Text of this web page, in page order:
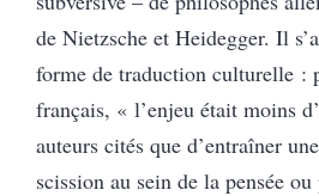
de Nietzsche et Heidegger. Il
forme de traduction culturelle :
français, « l’enjeu était moins
auteurs cités que d’entraîner
scission au sein de la pensée